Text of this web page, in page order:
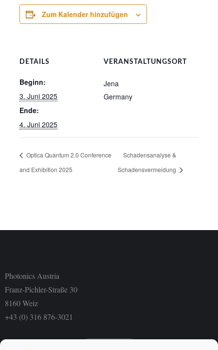
Zum Kalender hinzufügen
DETAILS
Beginn:
3. Juni 2025
Ende:
4. Juni 2025
VERANSTALTUNGSORT
Jena
Germany
Optica Quantum 2.0 Conference
and Exhibition 2025
Schadensanalyse &
Schadensvermeidung
Photonics Austria
Franz-Pichler-Straße 30
8160 Weiz
+43 (0) 316 876-3021